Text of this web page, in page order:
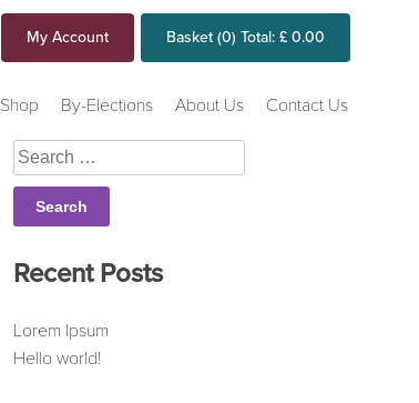
My Account Basket (0) Total: £ 0.00
Shop By-Elections About Us Contact Us
Search
for:
Recent Posts
Lorem Ipsum
Hello world!